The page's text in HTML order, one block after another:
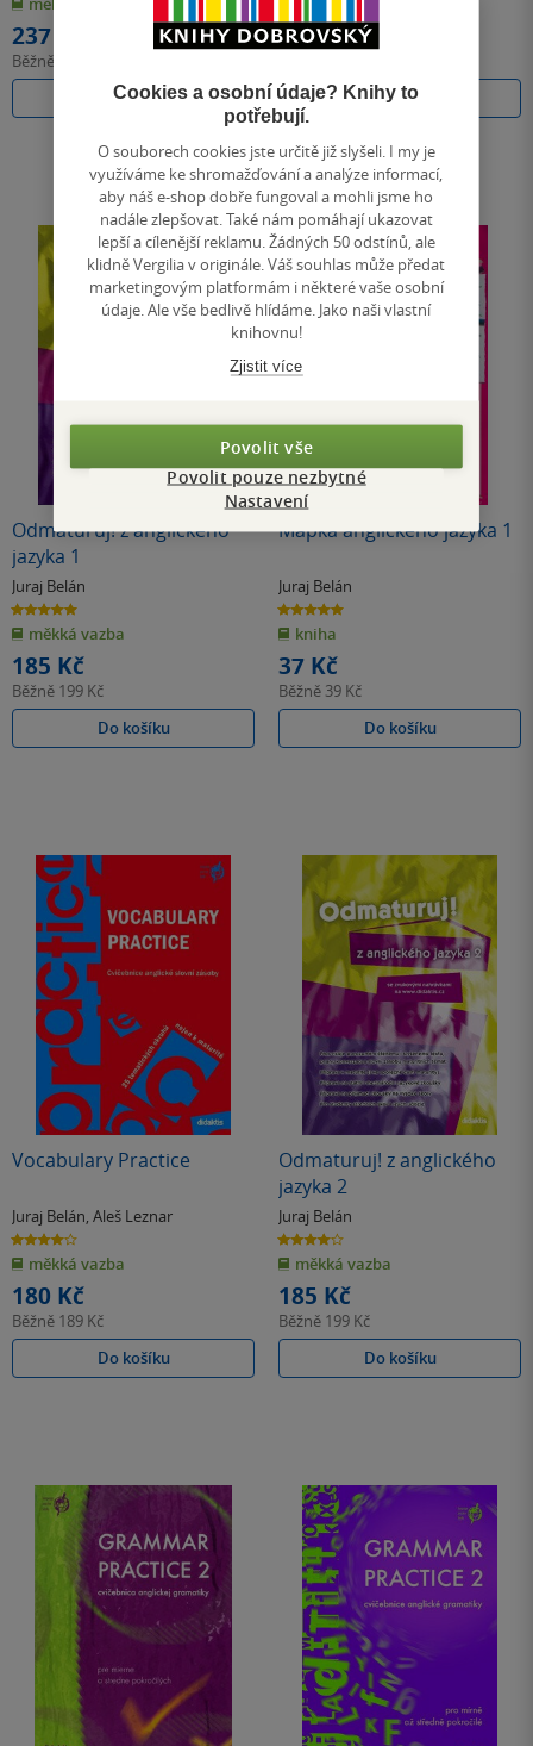
hvězdiček
237 Kč
Běžně
Do košíku
123 Kč
Do košíku
Odmaturuj! z anglického
jazyka 1
Juraj Belán
5.0
z
5
hvězdiček
měkká vazba
185 Kč
Běžně 199 Kč
Do košíku
Mapka anglického jazyka 1
Juraj Belán
5.0
z
5
hvězdiček
kniha
37 Kč
Běžně 39 Kč
Do košíku
Vocabulary Practice
Juraj Belán, Aleš Leznar
4.0
z
5
hvězdiček
měkká vazba
180 Kč
Běžně 189 Kč
Do košíku
Odmaturuj! z anglického
jazyka 2
Juraj Belán
4.0
z
5
hvězdiček
měkká vazba
185 Kč
Běžně 199 Kč
Do košíku
Cookies a osobní údaje? Knihy to
potřebují.
O souborech cookies jste určitě již slyšeli. I my je
využíváme ke shromažďování a analýze informací,
aby náš e-shop dobře fungoval a mohli jsme ho
nadále zlepšovat. Také nám pomáhají ukazovat
lepší a cílenější reklamu. Žádných 50 odstínů, ale
klidně Vergilia v originále. Váš souhlas může předat
marketingovým platformám i některé vaše osobní
údaje. Ale vše bedlivě hlídáme. Jako naši vlastní
knihovnu!
Zjistit více
Povolit vše
Povolit pouze nezbytné
Nastavení